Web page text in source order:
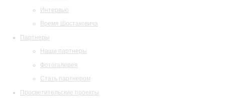
Интервью
Время Шостаковича
Партнеры
Наши партнеры
Фотогалерея
Стать партнером
Просветительские проекты